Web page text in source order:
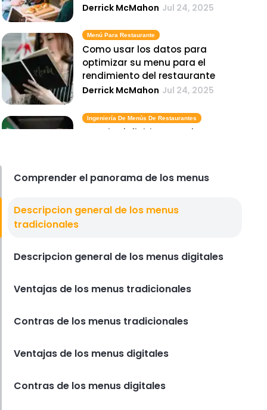
Derrick McMahon Jul 24, 2025
Menú Para Restaurante
Como usar los datos para
optimizar su menu para el
rendimiento del restaurante
Derrick McMahon Jul 24, 2025
Ingeniería De Menús De Restaurantes
La guia definitiva para la
Derrick McMahon Jul 24, 2025
Las 5 principales tendencias de
Derrick McMahon Jul 24, 2025
Comprender el panorama de los menus
Descripcion general de los menus
tradicionales
Descripcion general de los menus digitales
Ventajas de los menus tradicionales
Contras de los menus tradicionales
Ventajas de los menus digitales
Contras de los menus digitales